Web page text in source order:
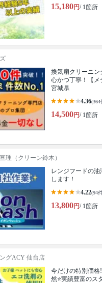
15,180円/ 1箇所
換気扇クリーニ
心かつ丁寧！【メ
宮城県
4.36(364
14,500円/ 1箇所
理（クリーン鈴木）
レンジフードの
します！
4.22(94
13,800円/ 1箇所
グACY 仙台店
今だけの特別価格
然⭐実績豊富のス